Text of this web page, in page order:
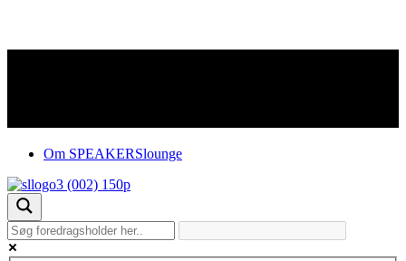
Om SPEAKERSlounge